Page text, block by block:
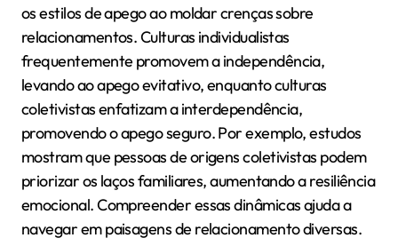
os estilos de apego ao moldar crenças sobre
relacionamentos. Culturas individualistas
frequentemente promovem a independência,
levando ao apego evitativo, enquanto culturas
coletivistas enfatizam a interdependência,
promovendo o apego seguro. Por exemplo, estudos
mostram que pessoas de origens coletivistas podem
priorizar os laços familiares, aumentando a resiliência
emocional. Compreender essas dinâmicas ajuda a
navegar em paisagens de relacionamento diversas.